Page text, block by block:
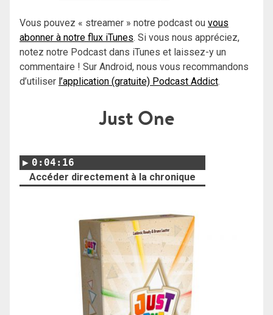
Vous pouvez « streamer » notre podcast ou vous
abonner à notre flux iTunes. Si vous nous appréciez,
notez notre Podcast dans iTunes et laissez-y un
commentaire ! Sur Android, nous vous recommandons
d’utiliser l’application (gratuite) Podcast Addict.
Just One
0:04:16
Accéder directement à la chronique